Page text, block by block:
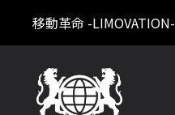
移動革命 -LIMOVATION-